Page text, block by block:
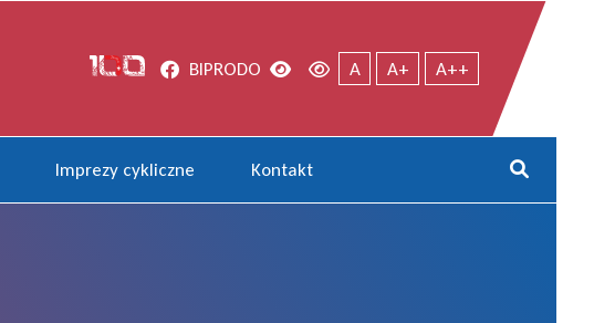
Facebook
BIPRODO Wersja kontrastowa
Wersja domyślna
A A+ A++
Imprezy cykliczne Kontakt